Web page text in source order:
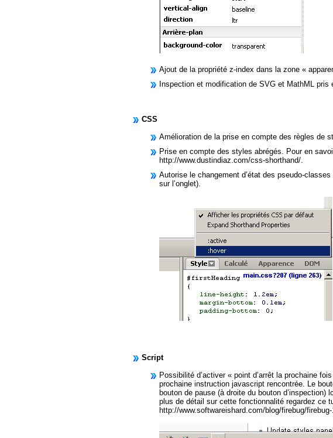
Ajout de la propriété z-index dans la zone «
Inspection et modification de SVG et MathML pris
CSS
Amélioration de la prise en compte des règles de
Prise en compte des styles abrégés. Pour en
http://www.dustindiaz.com/css-shorthand/.
Autorise le changement d’état des pseudo-
sur l’onglet).
Script
Possibilité d’activer « point d’arrêt la prochaine
prochaine instruction javascript rencontrée. Le
bouton de pause (à droite du bouton d’inspection)
plus de détail sur cette fonctionnalité regardez ce
http://www.softwareishard.com/blog/firebug/